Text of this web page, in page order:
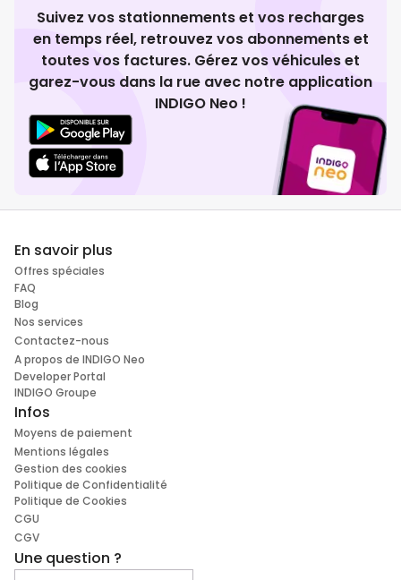
Suivez vos stationnements et vos recharges
en temps réel, retrouvez vos abonnements et
toutes vos factures. Gérez vos véhicules et
garez-vous dans la rue avec notre application
INDIGO Neo !
En savoir plus
Offres spéciales
FAQ
Blog
Nos services
Contactez-nous
A propos de INDIGO Neo
Developer Portal
INDIGO Groupe
Infos
Moyens de paiement
Mentions légales
Gestion des cookies
Politique de Confidentialité
Politique de Cookies
CGU
CGV
Une question ?